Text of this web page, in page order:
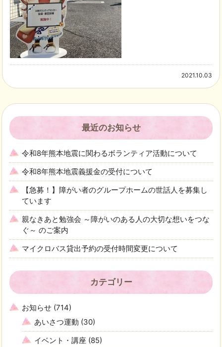
2021.10.03
最近のお知らせ
令和8年熊本地震に関わるボランティア活動について
令和8年熊本地震義援金の受付について
【急募！】障がい者のグループホームの世話人を募集し
ています
親なきあと勉強会 ～障がいのある人の大切な想いをつな
ぐ～ のご案内
マイクロバス貸出予約の受付時間変更について
カテゴリー
お知らせ (714)
あいさつ運動 (30)
イベント・講座 (85)